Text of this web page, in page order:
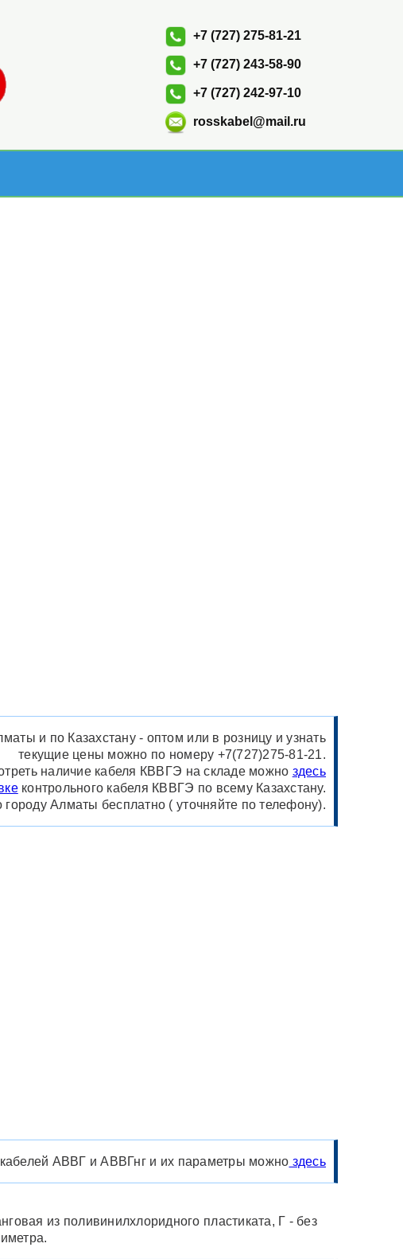
+7 (727) 275-81-21
+7 (727) 243-58-90
+7 (727) 242-97-10
rosskabel@mail.ru
и по Казахстану - оптом или в розницу и узнать
текущие цены можно по номеру +7(727)275-81-21.
наличие кабеля КВВГЭ на складе можно здесь
контрольного кабеля КВВГЭ по всему Казахстану.
городу Алматы бесплатно ( уточняйте по телефону).
АВВГ и АВВГнг и их параметры можно здесь
из поливинилхлоридного пластиката, Г - без